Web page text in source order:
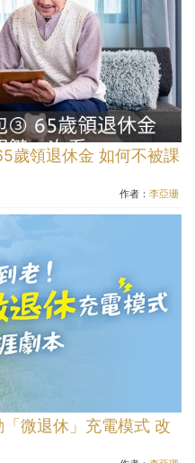
領退休金 如何不被課
作者： 李亞珊
微退休」充電模式 改